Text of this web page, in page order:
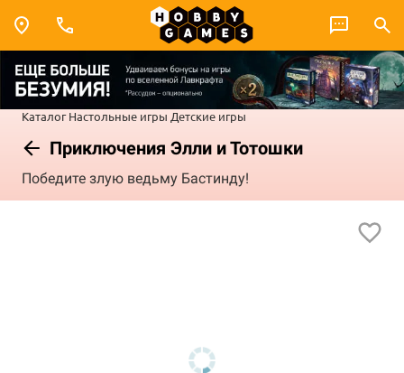
Каталог Настольные игры Детские игры
Приключения Элли и Тотошки
Победите злую ведьму Бастинду!